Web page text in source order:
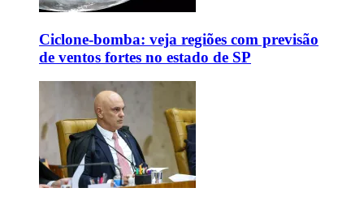
Ciclone-bomba: veja regiões com previsão
de ventos fortes no estado de SP